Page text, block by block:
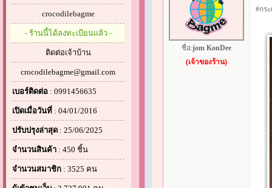
crocodilebagme
- ร้านนี้ได้ลงทะเบียนแล้ว -
ติดต่อเจ้าบ้าน
crocodilebagme@gmail.com
เบอร์ติดต่อ : 0991456635
เปิดเมื่อวันที่ : 04/01/2016
ปรับปรุงล่าสุด : 25/06/2025
จำนวนสินค้า : 450 ชิ้น
จำนวนสมาชิก : 3525 คน
ชื่อ:jom KonDee
(เจ้าของร้าน)
#กร